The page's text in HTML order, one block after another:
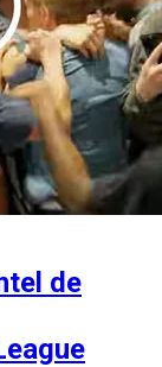
de